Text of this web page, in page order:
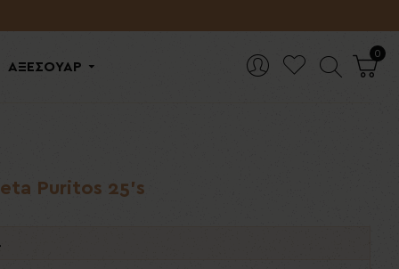
ΑΞΕΣΟΥΑΡ
0
Puritos 25's